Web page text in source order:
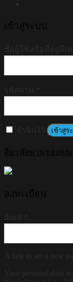
เข้าสู่ระบบ
เข้าสู่ร
ลืมรหัสผ่านของคุณ
ลงทะเบียน